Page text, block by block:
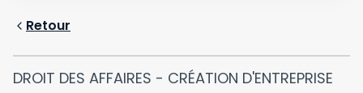
Retour
DROIT DES AFFAIRES - CRÉATION D'ENTREPRISE